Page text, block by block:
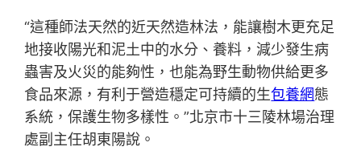
“這種師法天然的近天然造林法，能讓樹木更充足
地接收陽光和泥土中的水分、養料，減少發生病
蟲害及火災的能夠性，也能為野生動物供給更多
食品來源，有利于營造穩定可持續的生包養網態
系統，保護生物多樣性。”北京市十三陵林場治理
處副主任胡東陽說。